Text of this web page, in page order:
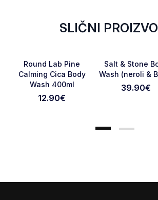
Pošaljite
SLIČNI
Favorite
Round Lab Pine
Calming Cica Body
Wash 400ml
12.90€
Salt & Stone
Wash (neroli &
39.90€